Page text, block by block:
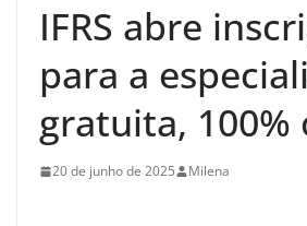
IFRS abre
para a
gratuita, 100%
20 de junho de 2025 Milena